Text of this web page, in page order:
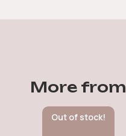
More
Out of stock!